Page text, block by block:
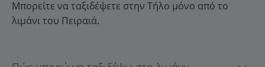
Μπορείτε να ταξιδέψετε στην Τήλο μόνο από το
λιμάνι του Πειραιά.